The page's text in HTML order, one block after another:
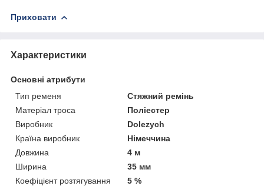
Приховати
Характеристики
Основні атрибути
Тип ременя
Стяжний ремінь
Матеріал троса
Поліестер
Виробник
Dolezych
Країна виробник
Німеччина
Довжина
4 м
Ширина
35 мм
Коефіцієнт розтягування
5 %